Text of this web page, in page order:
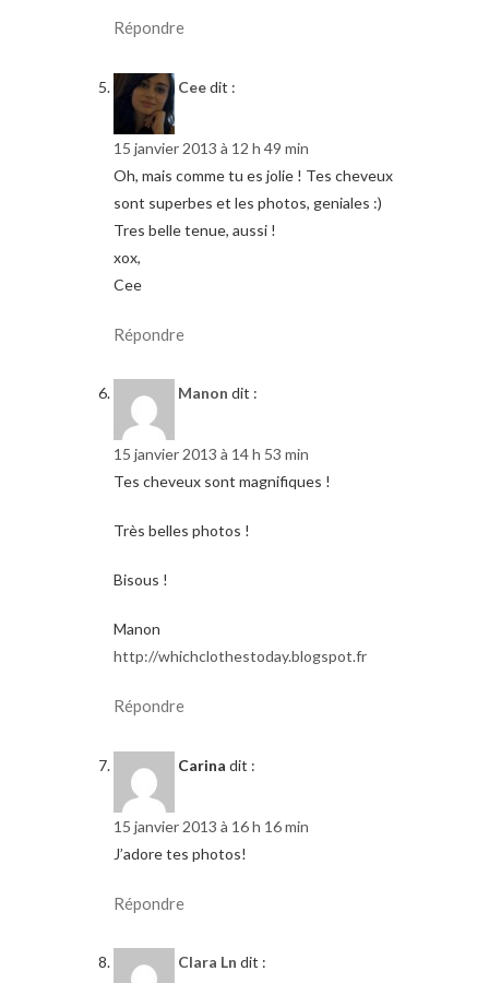
Répondre
Ceedit :
15 janvier 2013 à 12 h 49 min
Oh, mais comme tu es jolie ! Tes cheveux
sont superbes et les photos, geniales :)
Tres belle tenue, aussi !
xox,
Cee
Répondre
Manon dit :
15 janvier 2013 à 14 h 53 min
Tes cheveux sont magnifiques !
Très belles photos !
Bisous !
Manon
http://whichclothestoday.blogspot.fr
Répondre
Carina dit :
15 janvier 2013 à 16 h 16 min
J’adore tes photos!
Répondre
Clara Ln dit :